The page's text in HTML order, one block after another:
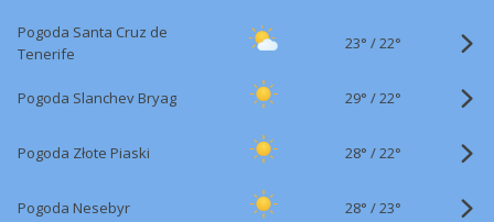
Pogoda Santa Cruz de
Tenerife
23° /22°
Pogoda Slanchev Bryag 29° /22°
Pogoda Złote Piaski 28° /22°
Pogoda Nesebyr 28° /23°